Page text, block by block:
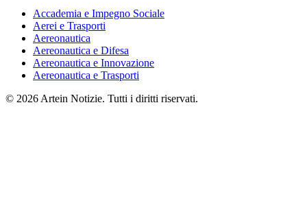
Accademia e Impegno Sociale
Aerei e Trasporti
Aereonautica
Aereonautica e Difesa
Aereonautica e Innovazione
Aereonautica e Trasporti
© 2026 Artein Notizie. Tutti i diritti riservati.